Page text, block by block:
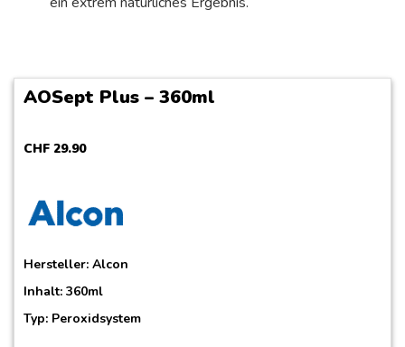
AOSept Plus – 360ml
CHF 29.90
Hersteller: Alcon
Inhalt: 360ml
Typ: Peroxidsystem